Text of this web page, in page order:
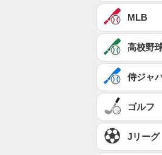
MLB
高校野
侍ジャ
ゴルフ
Jリーグ